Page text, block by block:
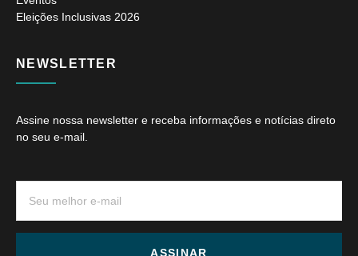
Eleições Inclusivas 2026
NEWSLETTER
Assine nossa newsletter e receba informações e notícias direto
no seu e-mail.
ASSINAR